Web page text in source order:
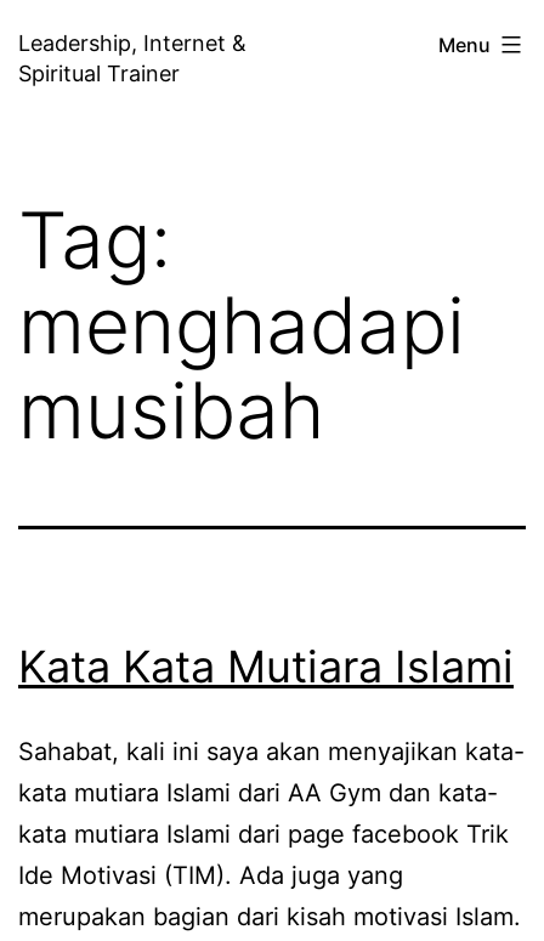
to
Leadership, Internet &
Spiritual Trainer
Menu
Tag:
menghadapi
musibah
Kata Kata Mutiara Islami
Sahabat, kali ini saya akan menyajikan kata-
kata mutiara Islami dari AA Gym dan kata-
kata mutiara Islami dari page facebook Trik
Ide Motivasi (TIM). Ada juga yang
merupakan bagian dari kisah motivasi Islam.